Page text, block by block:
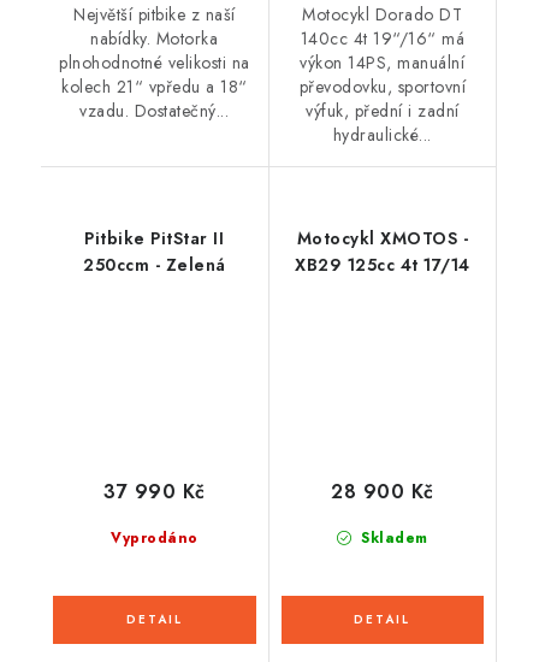
Největší pitbike z naší
nabídky. Motorka
plnohodnotné velikosti na
kolech 21“ vpředu a 18“
vzadu. Dostatečný...
Motocykl Dorado DT
140cc 4t 19“/16“ má
výkon 14PS, manuální
převodovku, sportovní
výfuk, přední i zadní
hydraulické...
Pitbike PitStar II
250ccm - Zelená
Vyprodáno
37 990 Kč
Motocykl XMOTOS -
XB29 125cc 4t 17/14
Skladem
28 900 Kč